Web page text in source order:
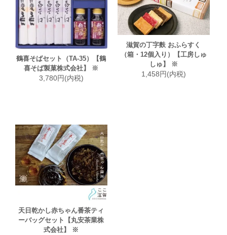
鶴喜そばセット（TA-35）【鶴
喜そば製菓株式会社】 ※
3,780円(内税)
滋賀の丁字麩 おふらすく
（箱・12個入り）【工房しゅ
しゅ】 ※
1,458円(内税)
天日乾かし赤ちゃん番茶ティ
ーバッグセット【丸安茶業株
式会社】 ※